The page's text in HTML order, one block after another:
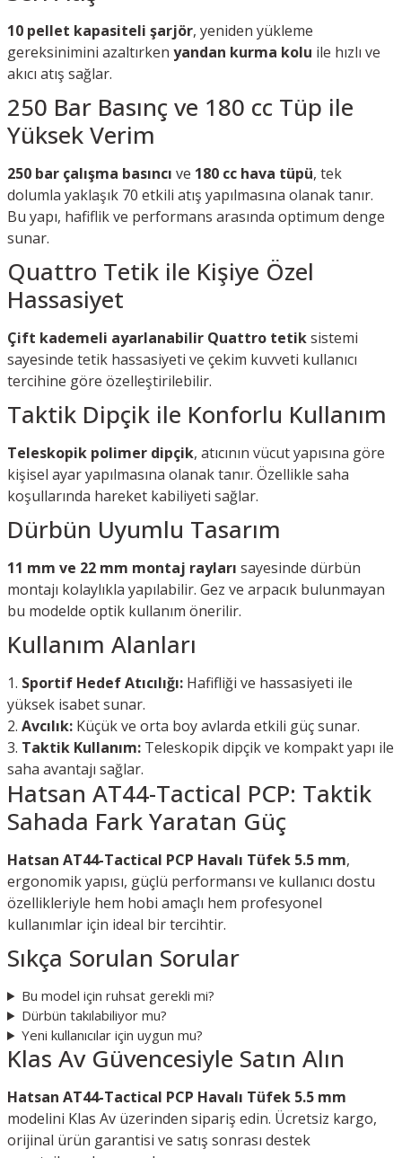
10 pellet kapasiteli şarjör, yeniden yükleme
gereksinimini azaltırken yandan kurma kolu ile hızlı ve
akıcı atış sağlar.
250 Bar Basınç ve 180 cc Tüp ile
Yüksek Verim
250 bar çalışma basıncı ve 180 cc hava tüpü, tek
dolumla yaklaşık 70 etkili atış yapılmasına olanak tanır.
Bu yapı, hafiflik ve performans arasında optimum denge
sunar.
Quattro Tetik ile Kişiye Özel
Hassasiyet
Çift kademeli ayarlanabilir Quattro tetiksistemi
sayesinde tetik hassasiyeti ve çekim kuvveti kullanıcı
tercihine göre özelleştirilebilir.
Taktik Dipçik ile Konforlu Kullanım
Teleskopik polimer dipçik, atıcının vücut yapısına göre
kişisel ayar yapılmasına olanak tanır. Özellikle saha
koşullarında hareket kabiliyeti sağlar.
Dürbün Uyumlu Tasarım
11 mm ve 22 mm montaj rayları sayesinde dürbün
montajı kolaylıkla yapılabilir. Gez ve arpacık bulunmayan
bu modelde optik kullanım önerilir.
Kullanım Alanları
Sportif Hedef Atıcılığı: Hafifliği ve hassasiyeti ile
yüksek isabet sunar.
Avcılık: Küçük ve orta boy avlarda etkili güç sunar.
Taktik Kullanım: Teleskopik dipçik ve kompakt yapı ile
saha avantajı sağlar.
Hatsan AT44-Tactical PCP: Taktik
Sahada Fark Yaratan Güç
Hatsan AT44-Tactical PCP Havalı Tüfek 5.5 mm,
ergonomik yapısı, güçlü performansı ve kullanıcı dostu
özellikleriyle hem hobi amaçlı hem profesyonel
kullanımlar için ideal bir tercihtir.
Sıkça Sorulan Sorular
Bu model için ruhsat gerekli mi?
Dürbün takılabiliyor mu?
Yeni kullanıcılar için uygun mu?
Klas Av Güvencesiyle Satın Alın
Hatsan AT44-Tactical PCP Havalı Tüfek 5.5 mm
modelini Klas Av üzerinden sipariş edin. Ücretsiz kargo,
orijinal ürün garantisi ve satış sonrası destek